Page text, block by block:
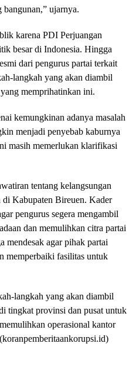
ujarnya.
karena PDI Perjuangan
besar di Indonesia. Hingga
dari pengurus partai terkait
langkah yang akan diambil
memprihatinkan ini.
kemungkinan adanya masalah
menjadi penyebab kaburnya
masih memerlukan klarifikasi
tentang kelangsungan
Kabupaten Bireuen. Kader
pengurus segera mengambil
dan memulihkan citra partai
mendesak agar pihak partai
memperbaiki fasilitas untuk
langkah yang akan diambil
tingkat provinsi dan pusat untuk
operasional kantor